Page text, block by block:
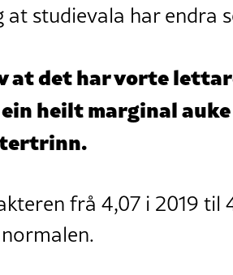
studievala har endra
at det har vorte
heilt marginal
frå 4,07 i 2019 til